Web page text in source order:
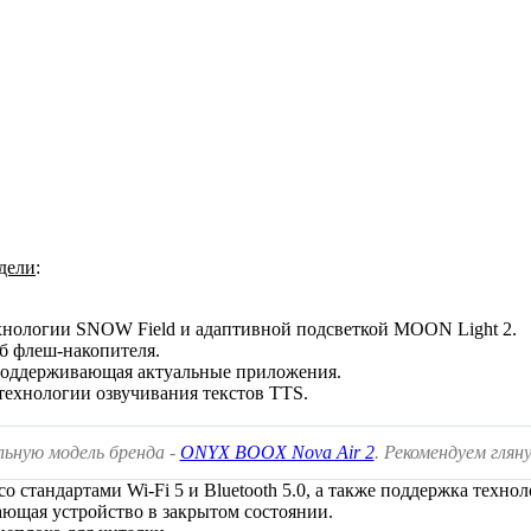
:
SNOW Field и адаптивной подсветкой MOON Light 2.
флеш-накопителя.
актуальные приложения.
озвучивания текстов TTS.
модель бренда - ONYX BOOX Nova Air 2. Рекомендуем
Wi-Fi 5 и Bluetooth 5.0, а также поддержка
устройство в закрытом состоянии.